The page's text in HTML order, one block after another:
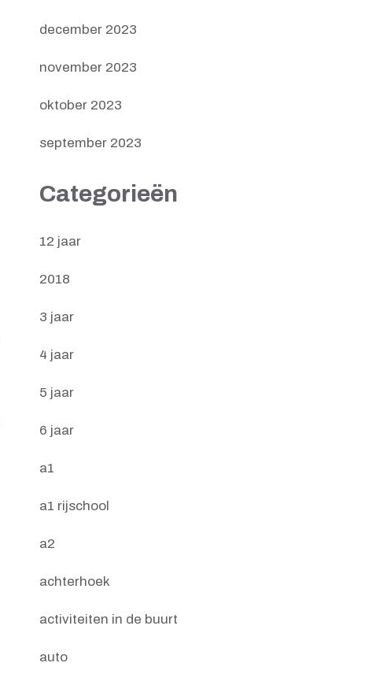
december 2023
november 2023
oktober 2023
september 2023
Categorieën
12 jaar
2018
3 jaar
4 jaar
5 jaar
6 jaar
a1
a1 rijschool
a2
achterhoek
activiteiten in de buurt
auto